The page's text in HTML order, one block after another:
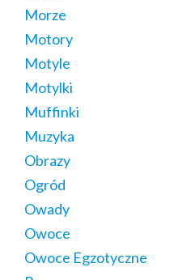
Morze
Motory
Motyle
Motylki
Muffinki
Muzyka
Obrazy
Ogród
Owady
Owoce
Owoce Egzotyczne